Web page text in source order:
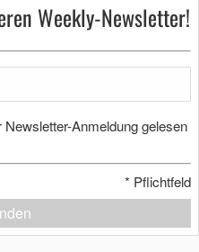
Weekly-Newsletter!
Anmeldung gelesen
* Pflichtfeld